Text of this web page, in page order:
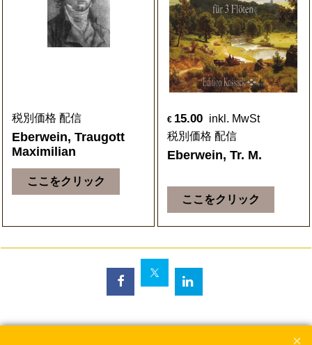
税別価格 配信
Eberwein, Traugott
Maximilian
ここをクリック
€ 15.00 inkl. MwSt
税別価格 配信
Eberwein, Tr. M.
ここをクリック